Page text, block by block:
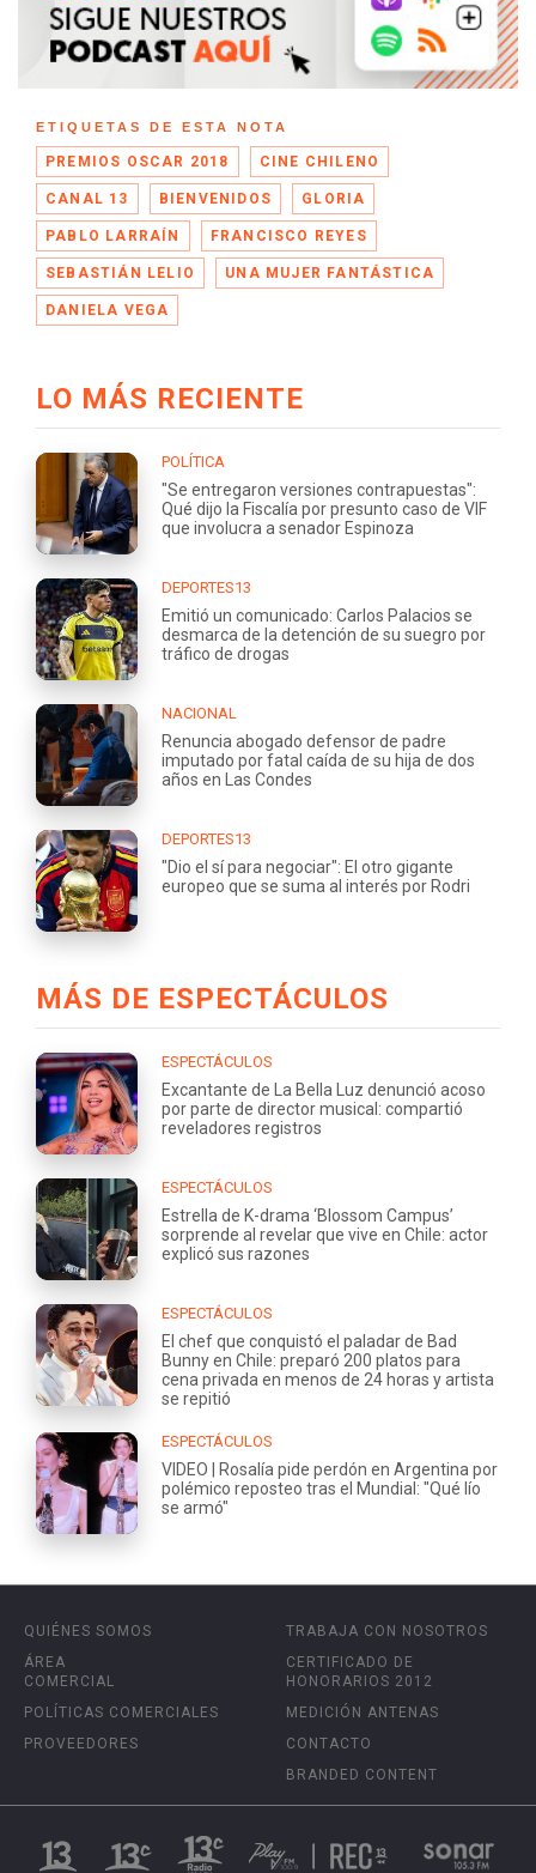
ETIQUETAS DE ESTA NOTA
PREMIOS OSCAR 2018 CINE CHILENO
CANAL 13 BIENVENIDOS GLORIA
PABLO LARRAÍN FRANCISCO REYES
SEBASTIÁN LELIO UNA MUJER FANTÁSTICA
DANIELA VEGA
LO MÁS RECIENTE
POLÍTICA
"Se entregaron versiones contrapuestas":
Qué dijo la Fiscalía por presunto caso de VIF
que involucra a senador Espinoza
DEPORTES13
Emitió un comunicado: Carlos Palacios se
desmarca de la detención de su suegro por
tráfico de drogas
NACIONAL
Renuncia abogado defensor de padre
imputado por fatal caída de su hija de dos
años en Las Condes
DEPORTES13
"Dio el sí para negociar": El otro gigante
europeo que se suma al interés por Rodri
MÁS DE ESPECTÁCULOS
ESPECTÁCULOS
Excantante de La Bella Luz denunció acoso
por parte de director musical: compartió
reveladores registros
ESPECTÁCULOS
Estrella de K-drama ‘Blossom Campus’
sorprende al revelar que vive en Chile: actor
explicó sus razones
ESPECTÁCULOS
El chef que conquistó el paladar de Bad
Bunny en Chile: preparó 200 platos para
cena privada en menos de 24 horas y artista
se repitió
ESPECTÁCULOS
VIDEO | Rosalía pide perdón en Argentina por
polémico reposteo tras el Mundial: "Qué lío
se armó"
QUIÉNES SOMOS
ÁREA
COMERCIAL
POLÍTICAS COMERCIALES
PROVEEDORES
TRABAJA CON NOSOTROS
CERTIFICADO DE
HONORARIOS 2012
MEDICIÓN ANTENAS
CONTACTO
BRANDED CONTENT